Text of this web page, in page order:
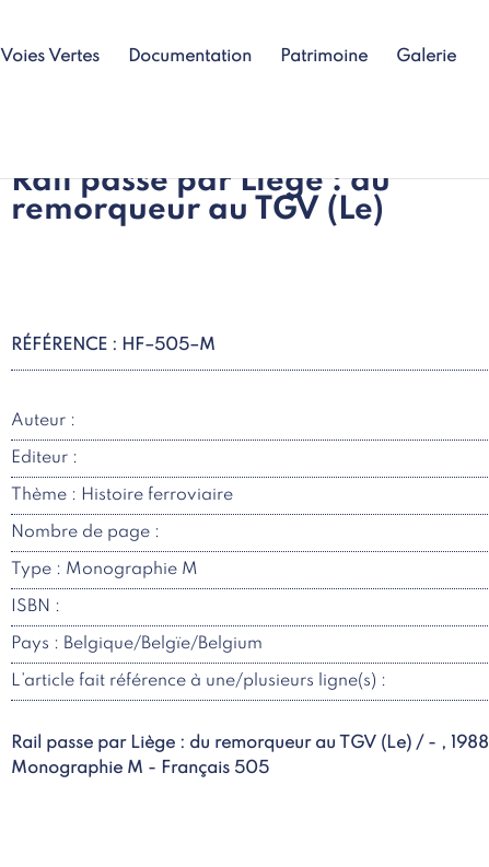
Voies Vertes Documentation Patrimoine Galerie
Rail passe par Liège : du
remorqueur au TGV (Le)
RÉFÉRENCE : HF–505–M
Auteur :
Editeur :
Thème : Histoire ferroviaire
Nombre de page :
Type : Monographie M
ISBN :
Pays : Belgique/Belgïe/Belgium
L’article fait référence à une/plusieurs ligne(s) :
Rail passe par Liège : du remorqueur au TGV (Le) / - , 1988
Monographie M - Français 505